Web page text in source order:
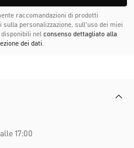
raccomandazioni di prodotti
personalizzazione, sull'uso dei miei
nel consenso dettagliato alla
dei dati.
17:00